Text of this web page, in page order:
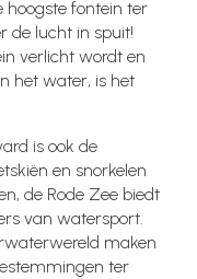
hoogste fontein ter
de lucht in spuit!
verlicht wordt en
het water, is het
is ook de
en snorkelen
de Rode Zee biedt
van watersport.
maken
ter